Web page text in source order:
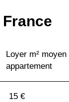
Loyer m² moyen
appartement
15 €